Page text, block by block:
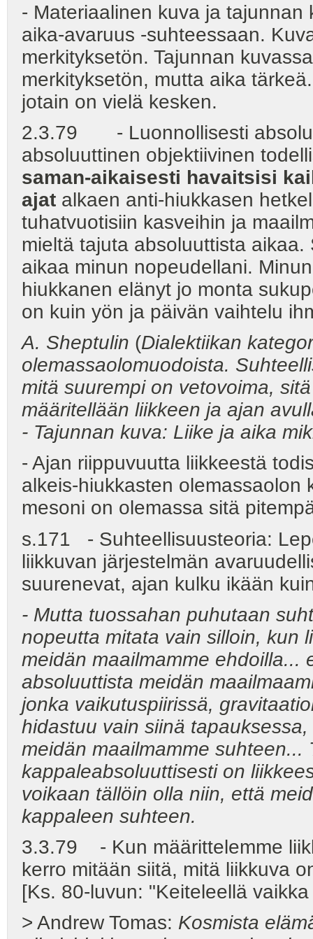
- Materiaalinen kuva ja
aika-avaruus -suhteessaan.
merkityksetön. Tajunnan
merkityksetön, mutta aika
jotain on vielä kesken.
2.3.79 - Luonnollisesti
absoluuttinen objektiivinen
saman-aikaisesti havaitsisi
ajat alkaen anti-hiukkasen
tuhatvuotisiin kasveihin ja
mieltä tajuta absoluuttista
aikaa minun nopeudellani.
hiukkanen elänyt jo monta
on kuin yön ja päivän vaihtelu
A. Sheptulin (Dialektiikan
olemassaolomuodoista.
mitä suurempi on vetovoima,
määritellään liikkeen ja ajan
- Tajunnan kuva: Liike ja aika
- Ajan riippuvuutta liikkeestä
alkeis-hiukkasten olemassaolon
mesoni on olemassa sitä
s.171 - Suhteellisuusteoria:
liikkuvan järjestelmän
suurenevat, ajan kulku ikään
- Mutta tuossahan puhutaan
nopeutta mitata vain silloin, kun
meidän maailmamme ehdoilla...
absoluuttista meidän
jonka vaikutuspiirissä,
hidastuu vain siinä
meidän maailmamme suhteen...
kappaleabsoluuttisesti on
voikaan tällöin olla niin, että
kappaleen suhteen.
3.3.79 - Kun määrittelemme
kerro mitään siitä, mitä liikkuva
[Ks. 80-luvun: "Keiteleellä
> Andrew Tomas: Kosmista